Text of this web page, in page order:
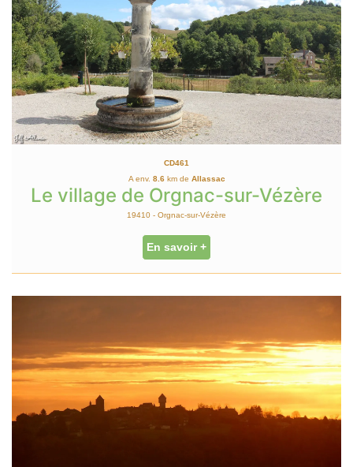
CD461
A env. 8.6km de Allassac
Le village de Orgnac-sur-Vézère
19410 - Orgnac-sur-Vézère
En savoir +